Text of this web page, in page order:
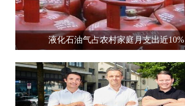
液化石油气占农村家庭月支出近10%